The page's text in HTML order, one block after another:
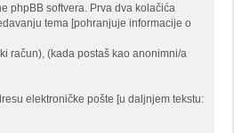
phpBB softvera. Prva dva kolačića
tema [pohranjuje informacije o
račun), (kada postaš kao anonimni/a
elektroničke pošte [u daljnjem tekstu: